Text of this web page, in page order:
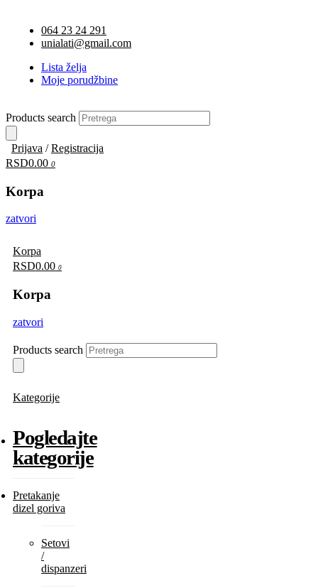
064 23 24 291
unialati@gmail.com
Lista želja
Moje porudžbine
Products search
Prijava / Registracija
RSD0.00 0
Korpa
zatvori
Korpa
RSD0.00 0
Korpa
zatvori
Products search
Kategorije
Pogledajte
kategorije
Pretakanje
dizel goriva
Setovi
/
dispanzeri